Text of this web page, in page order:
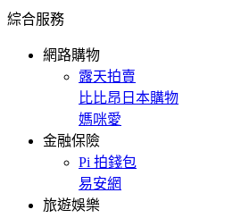
綜合服務
網路購物
露天拍賣
比比昂日本購物
媽咪愛
金融保險
Pi 拍錢包
易安網
旅遊娛樂